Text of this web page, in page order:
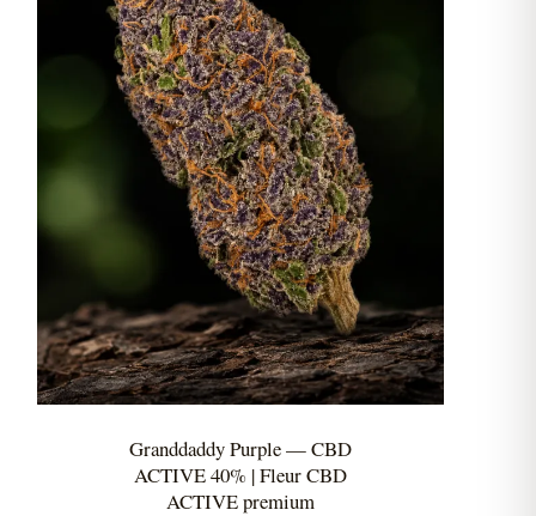
Granddaddy Purple — CBD
ACTIVE 40% | Fleur CBD
ACTIVE premium